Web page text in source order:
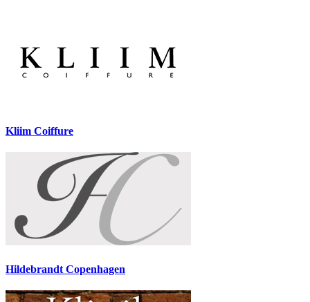
Kliim Coiffure
Hildebrandt Copenhagen